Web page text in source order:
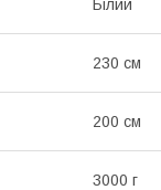
Білий
230 см
200 см
3000 г